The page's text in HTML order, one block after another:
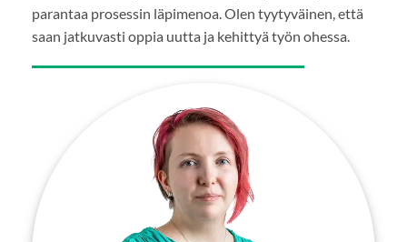
parantaa prosessin läpimenoa. Olen tyytyväinen, että
saan jatkuvasti oppia uutta ja kehittyä työn ohessa.